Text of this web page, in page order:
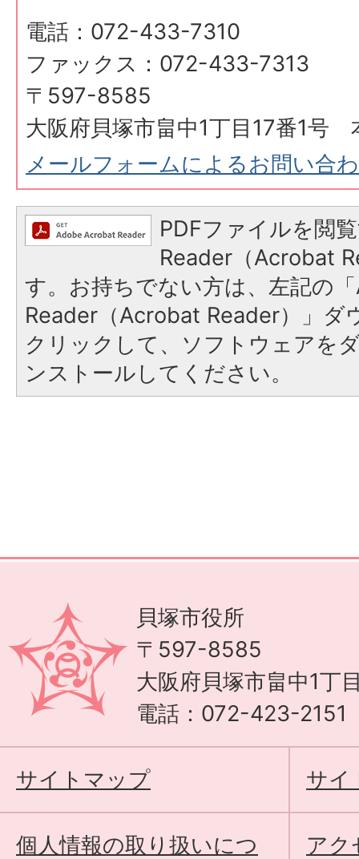
電話：072-433-7310
ファックス：072-433-7313
〒597-8585
大阪府貝塚市畠中1丁目17番1号
メールフォームによるお問い合
PDFファイルを閲
Reader（Acrobat
す。お持ちでない方は、左記の
Reader（Acrobat Reader）」ダ
クリックして、ソフトウェアを
ンストールしてください。
貝塚市役所
〒597-8585
大阪府貝塚市畠中1丁
電話：072-423-2151
サイトマップ サイ
個人情報の取り扱いにつ
アク